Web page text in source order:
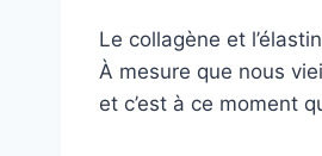
Le collagène et
À mesure que nous
et c’est à ce moment